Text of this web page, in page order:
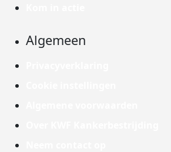
Algemeen